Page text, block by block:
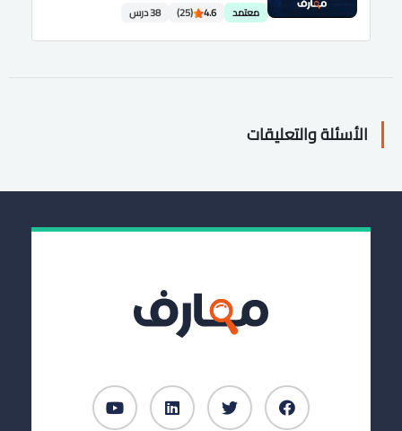
معتمد 4.6
(25) 38 درس
الأسئلة والتعليقات